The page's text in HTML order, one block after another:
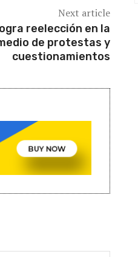
Next article
reelección en la
de protestas y
cuestionamientos